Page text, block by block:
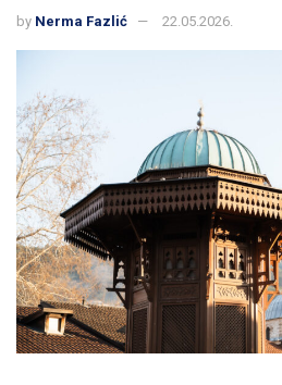
by Nerma Fazlić 22.05.2026.